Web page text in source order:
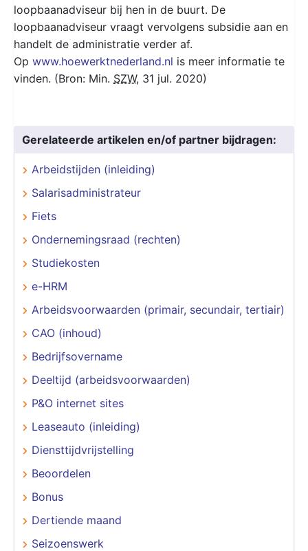
loopbaanadviseur bij hen in de buurt. De
loopbaanadviseur vraagt vervolgens subsidie aan en
handelt de administratie verder af.
Op www.hoewerktnederland.nl is meer informatie te
vinden. (Bron: Min. SZW, 31 jul. 2020)
Gerelateerde artikelen en/of partner bijdragen:
Arbeidstijden (inleiding)
Salarisadministrateur
Fiets
Ondernemingsraad (rechten)
Studiekosten
e-HRM
Arbeidsvoorwaarden (primair, secundair, tertiair)
CAO (inhoud)
Bedrijfsovername
Deeltijd (arbeidsvoorwaarden)
P&O internet sites
Leaseauto (inleiding)
Diensttijdvrijstelling
Beoordelen
Bonus
Dertiende maand
Seizoenswerk